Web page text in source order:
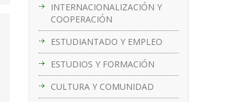
INTERNACIONALIZACIÓN Y
COOPERACIÓN
ESTUDIANTADO Y EMPLEO
ESTUDIOS Y FORMACIÓN
CULTURA Y COMUNIDAD